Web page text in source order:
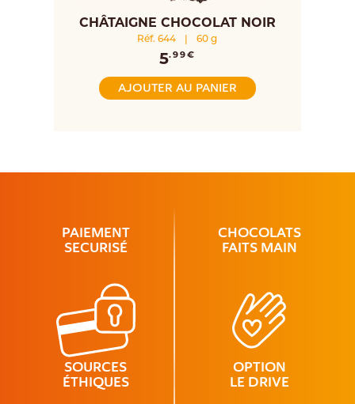
CHÂTAIGNE CHOCOLAT NOIR
Réf. 644 60 g
5.99€
AJOUTER AU PANIER
PAIEMENT
SECURISÉ
CHOCOLATS
FAITS MAIN
SOURCES
ÉTHIQUES
OPTION
LE DRIVE